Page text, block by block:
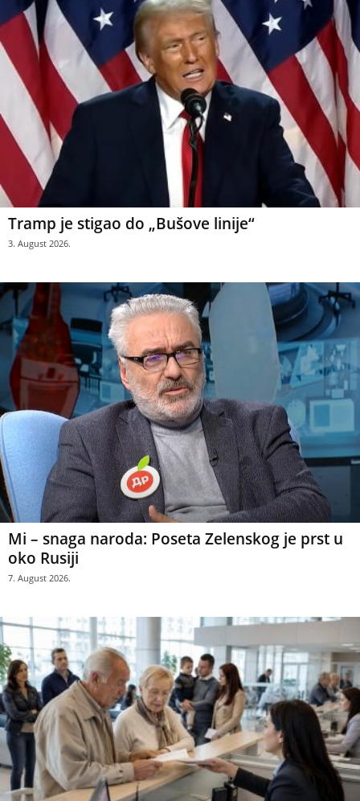
Tramp je stigao do „Bušove linije“
3. August 2026.
Mi – snaga naroda: Poseta Zelenskog je prst u
oko Rusiji
7. August 2026.